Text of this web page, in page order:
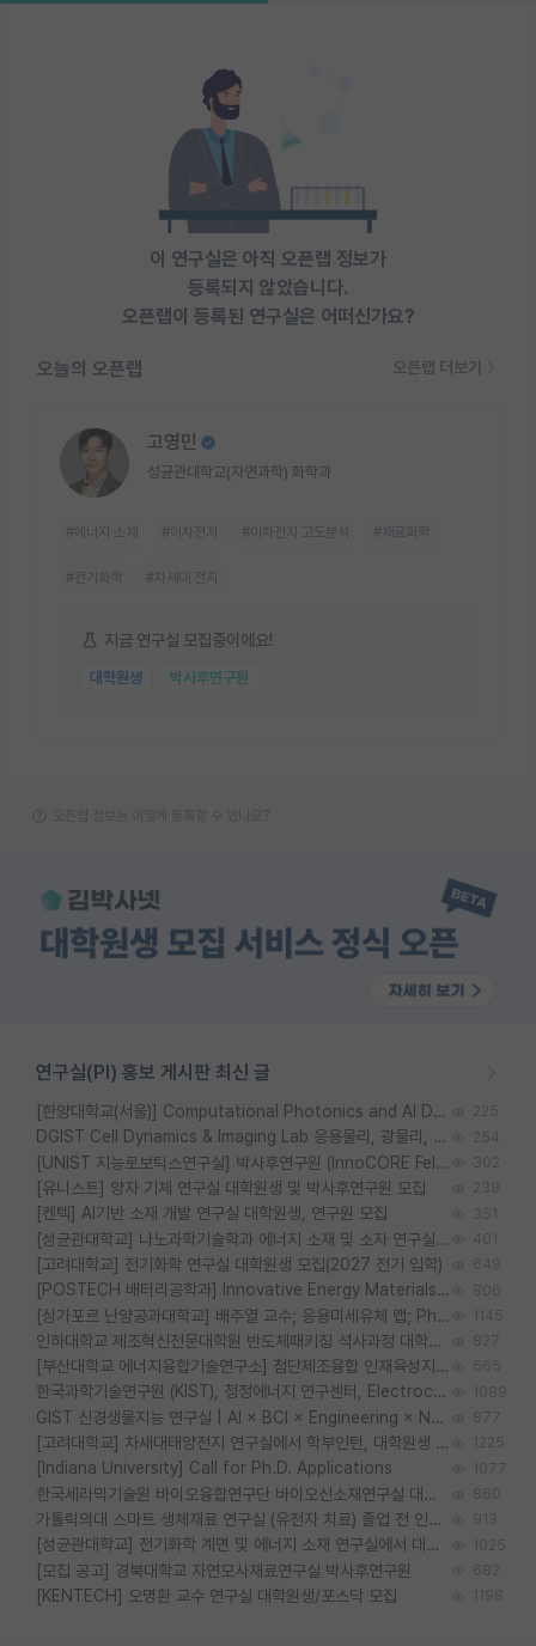
이 연구실은 아직 오픈랩 정보가
등록되지 않았습니다.
오픈랩이 등록된 연구실은 어떠신가요?
오늘의 오픈랩 오픈랩 더보기
고영민
성균관대학교(자연과학) 화학과
#에너지 소재 #이차전지 #이차전지 고도분석 #재료화학
#전기화학 #차세대 전지
지금 연구실 모집중이에요!
대학원생 박사후연구원
오픈랩 정보는 어떻게 등록할 수 있나요?
연구실(PI) 홍보 게시판 최신 글
[한양대학교(서울)] Computational Photonics and AI Design Lab 대학원생 모집 225
DGIST Cell Dynamics & Imaging Lab 응용물리, 광물리, 양자, 생물물리 대학원생 모집 [삼성과제, 전문연TO] 254
[UNIST 지능로보틱스연구실] 박사후연구원 (InnoCORE Fellow) 모집 공고 302
[유니스트] 양자 기체 연구실 대학원생 및 박사후연구원 모집 239
[켄텍] AI기반 소재 개발 연구실 대학원생, 연구원 모집 351
[성균관대학교] 나노과학기술학과 에너지 소재 및 소자 연구실 대학원생 모집 401
[고려대학교] 전기화학 연구실 대학원생 모집(2027 전기 입학) 649
[POSTECH 배터리공학과] Innovative Energy Materials Lab 대학원생 모집 (특성화대학원) 806
[싱가포르 난양공과대학교] 배주열 교수; 응용미세유체 랩; PhD/Postdoc/Visiting 모집 1145
인하대학교 제조혁신전문대학원 반도체패키징 석사과정 대학원생 모집 827
[부산대학교 에너지융합기술연구소] 첨단제조융합 인재육성지원 박사후연구원 채용 (이진홍 교수님 연구실) 665
한국과학기술연구원 (KIST), 청정에너지 연구센터, Electrochemical Materials and Devices (Emd) Lab에서 학생을 모집합니다. (연,고대) 1089
GIST 신경생물지능 연구실 | AI × BCI × Engineering × Neuroscience 이노코어 Post-doc 모집 877
[고려대학교] 차새대태양전지 연구실에서 학부인턴, 대학원생 및 Post.Doc.을 모집합니다. 1225
[Indiana University] Call for Ph.D. Applications 1077
한국세라믹기술원 바이오융합연구단 바이오신소재연구실 대학원생/학부인턴 모집 860
가톨릭의대 스마트 생체재료 연구실 (유전자 치료) 졸업 전 인턴 및 대학원생 모집 913
[성균관대학교] 전기화학 계면 및 에너지 소재 연구실에서 대학원생을 모집합니다. 1025
[모집 공고] 경북대학교 자연모사재료연구실 박사후연구원 682
[KENTECH] 오명환 교수 연구실 대학원생/포스닥 모집 1198